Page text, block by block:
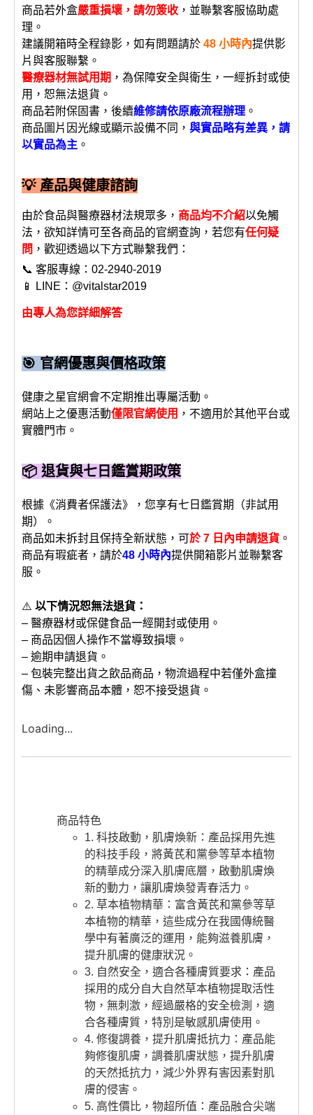
商品若外盒嚴重損壞，請勿簽收 ，並聯繫客服協助處
理。
建議開箱時全程錄影，如有問題請於 48 小時內提供影
片與客服聯繫。
醫療器材無試用期 ，為保障安全與衛生，一經拆封或使
用，恕無法退貨。
商品若附保固書，後續維修請依原廠流程辦理 。
商品圖片因光線或顯示設備不同， 與實品略有差異，請
以實品為主 。
💡 產品與健康諮詢
由於食品與醫療器材法規眾多， 商品均不介紹以免觸
法，欲知詳情可至各商品的官網查詢，若您有任何疑
問 ，歡迎透過以下方式聯繫我們：
📞 客服專線：02-2940-2019
📱 LINE：@vitalstar2019
由專人為您詳細解答
🎯 官網優惠與價格政策
健康之星官網會不定期推出專屬活動。
網站上之優惠活動僅限官網使用 ，不適用於其他平台或
實體門市。
📦 退貨與七日鑑賞期政策
根據《消費者保護法》，您享有七日鑑賞期（非試用
期）。
商品如未拆封且保持全新狀態，可於 7 日內申請退貨 。
商品有瑕疵者，請於48 小時內提供開箱影片並聯繫客
服。
⚠️ 以下情況恕無法退貨：
– 醫療器材或保健食品一經開封或使用。
– 商品因個人操作不當導致損壞。
– 逾期申請退貨。
– 包裝完整出貨之飲品商品，物流過程中若僅外盒撞
傷、未影響商品本體，恕不接受退貨。
Loading...
商品特色
1. 科技啟動，肌膚煥新：產品採用先進
的科技手段，將黃芪和黨參等草本植物
的精華成分深入肌膚底層，啟動肌膚煥
新的動力，讓肌膚煥發青春活力。
2. 草本植物精華：富含黃芪和黨參等草
本植物的精華，這些成分在我國傳統醫
學中有著廣泛的運用，能夠滋養肌膚，
提升肌膚的健康狀況。
3. 自然安全，適合各種膚質要求：產品
採用的成分自大自然草本植物提取活性
物，無刺激，經過嚴格的安全檢測，適
合各種膚質，特別是敏感肌膚使用。
4. 修復調養，提升肌膚抵抗力：產品能
夠修復肌膚，調養肌膚狀態，提升肌膚
的天然抵抗力，減少外界有害因素對肌
膚的侵害。
5. 高性價比，物超所值：產品融合尖端